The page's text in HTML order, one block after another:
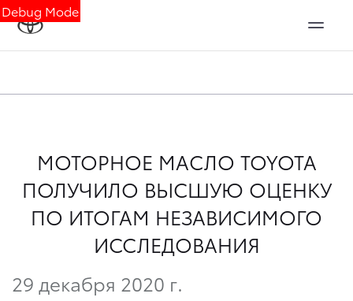
Debug Mode
МОТОРНОЕ МАСЛО TOYOTA
ПОЛУЧИЛО ВЫСШУЮ ОЦЕНКУ
ПО ИТОГАМ НЕЗАВИСИМОГО
ИССЛЕДОВАНИЯ
29 декабря 2020 г.